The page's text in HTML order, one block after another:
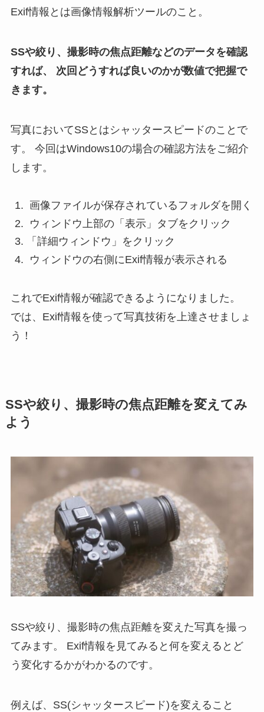
Exif情報とは画像情報解析ツールのこと。
SSや絞り、撮影時の焦点距離などのデータを確認
すれば、
次回どうすれば良いのかが数値で把握で
きます。
写真においてSSとはシャッタースピードのことで
す。
今回はWindows10の場合の確認方法をご紹介
します。
画像ファイルが保存されているフォルダを開く
ウィンドウ上部の「表示」タブをクリック
「詳細ウィンドウ」をクリック
ウィンドウの右側にExif情報が表示される
これでExif情報が確認できるようになりました。
では、Exif情報を使って写真技術を上達させましょ
う！
SSや絞り、撮影時の焦点距離を変えてみ
よう
SSや絞り、撮影時の焦点距離を変えた写真を撮っ
てみます。
Exif情報を見てみると何を変えるとど
う変化するかがわかるのです。
例えば、SS(シャッタースピード)を変えること